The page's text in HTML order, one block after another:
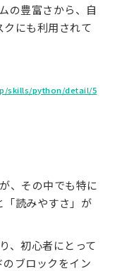
の豊富さから、自
にも利用されて
skills/python/detail/5
、その中でも特に
「読みやすさ」が
、初心者にとって
ブロックをイン